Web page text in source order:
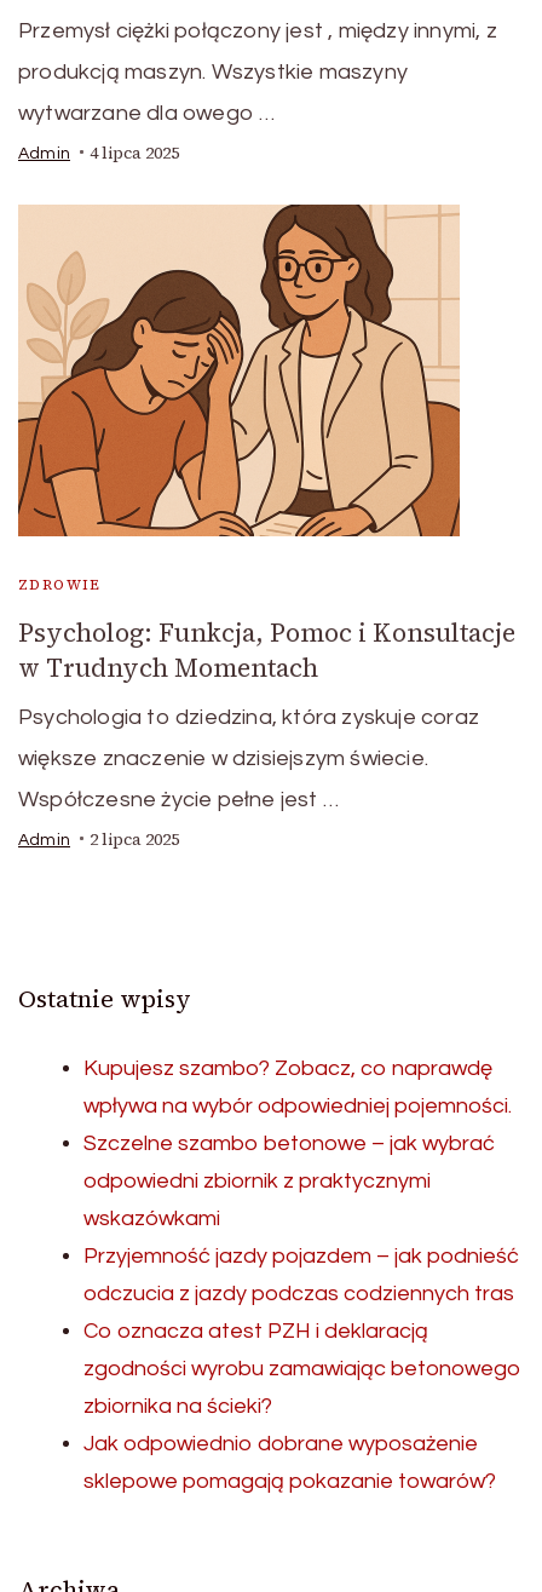
Przemysł ciężki połączony jest , między innymi, z
produkcją maszyn. Wszystkie maszyny
wytwarzane dla owego …
Admin 4 lipca 2025
ZDROWIE
Psycholog: Funkcja, Pomoc i Konsultacje
w Trudnych Momentach
Psychologia to dziedzina, która zyskuje coraz
większe znaczenie w dzisiejszym świecie.
Współczesne życie pełne jest …
Admin 2 lipca 2025
Ostatnie wpisy
Kupujesz szambo? Zobacz, co naprawdę
wpływa na wybór odpowiedniej pojemności.
Szczelne szambo betonowe – jak wybrać
odpowiedni zbiornik z praktycznymi
wskazówkami
Przyjemność jazdy pojazdem – jak podnieść
odczucia z jazdy podczas codziennych tras
Co oznacza atest PZH i deklaracją
zgodności wyrobu zamawiając betonowego
zbiornika na ścieki?
Jak odpowiednio dobrane wyposażenie
sklepowe pomagają pokazanie towarów?